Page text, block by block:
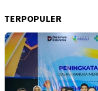
TERPOPULER